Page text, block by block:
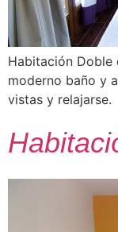
Habitación Doble
moderno baño y
vistas y relajarse.